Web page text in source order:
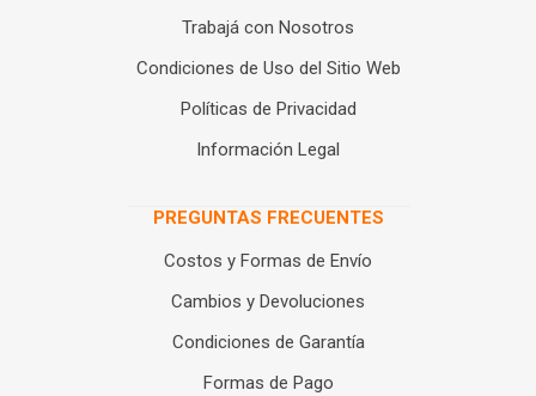
Trabajá con Nosotros
Condiciones de Uso del Sitio Web
Políticas de Privacidad
Información Legal
PREGUNTAS FRECUENTES
Costos y Formas de Envío
Cambios y Devoluciones
Condiciones de Garantía
Formas de Pago